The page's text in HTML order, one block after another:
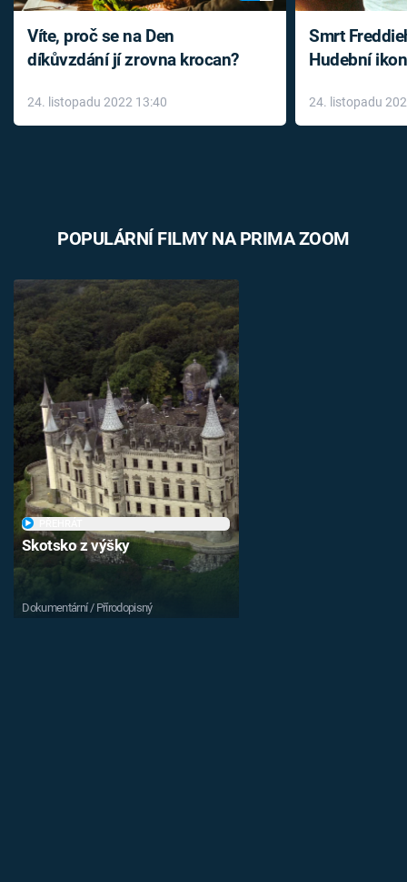
Víte, proč se na Den
díkůvzdání jí zrovna krocan?
24. listopadu 2022 13:40
Smrt
Hudební
léky
24. listopadu
POPULÁRNÍ FILMY NA PRIMA ZOOM
Skotsko z výšky
Dokumentární / Přírodopisný